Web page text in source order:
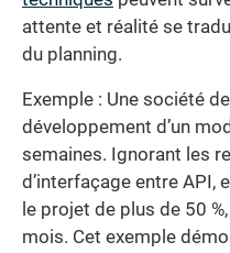
attente et réalité se
du planning.
Exemple : Une société
développement d’un
semaines. Ignorant les
d’interfaçage entre API,
le projet de plus de 50
mois. Cet exemple